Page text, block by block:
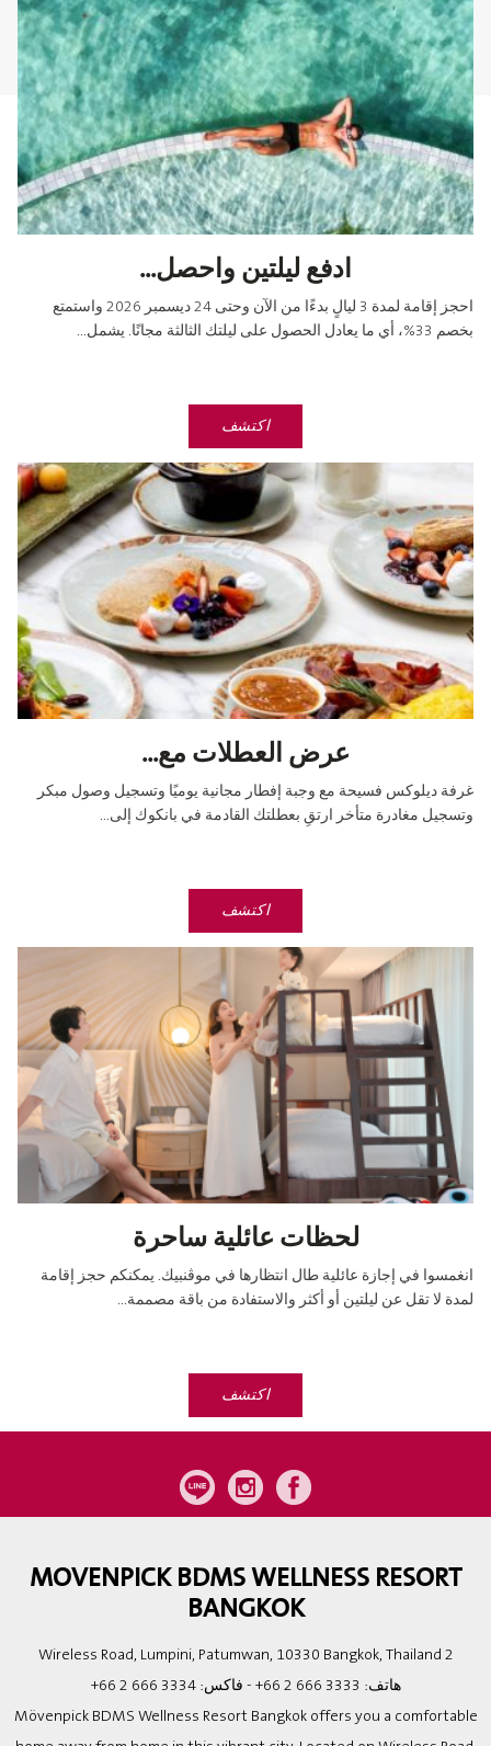
ادفع ليلتين واحصل...
احجز إقامة لمدة 3 ليالٍ بدءًا من الآن وحتى 24 ديسمبر 2026 واستمتع
بخصم 33%، أي ما يعادل الحصول على ليلتك الثالثة مجانًا. يشمل...
اكتشف
عرض العطلات مع...
غرفة ديلوكس فسيحة مع وجبة إفطار مجانية يوميًا وتسجيل وصول مبكر
وتسجيل مغادرة متأخر ارتقِ بعطلتك القادمة في بانكوك إلى...
اكتشف
لحظات عائلية ساحرة
انغمسوا في إجازة عائلية طال انتظارها في موڤنبيك. يمكنكم حجز إقامة
لمدة لا تقل عن ليلتين أو أكثر والاستفادة من باقة مصممة...
اكتشف
MOVENPICK BDMS WELLNESS RESORT
BANGKOK
2 Wireless Road, Lumpini, Patumwan, 10330 Bangkok, Thailand
هاتف: +66 2 666 3333 - فاكس:+66 2 666 3334
Mövenpick BDMS Wellness Resort Bangkok offers you a comfortable